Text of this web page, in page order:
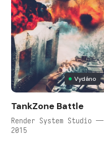
Vydáno
TankZone Battle
Render System Studio —
2015